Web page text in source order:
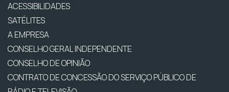
ACESSIBILIDADES
SATÉLITES
A EMPRESA
CONSELHO GERAL INDEPENDENTE
CONSELHO DE OPINIÃO
CONTRATO DE CONCESSÃO DO SERVIÇO PÚBLICO DE